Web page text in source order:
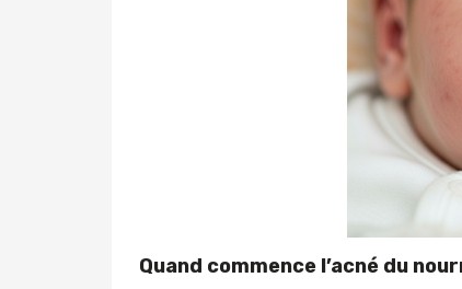
Quand commence l’acné du